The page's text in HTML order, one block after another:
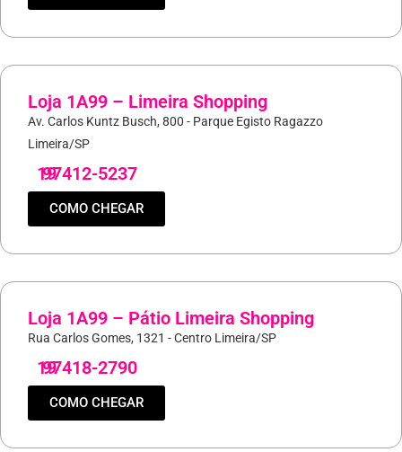
Loja 1A99 – Limeira Shopping
Av. Carlos Kuntz Busch, 800 - Parque Egisto Ragazzo
Limeira/SP
19
97412-5237
COMO CHEGAR
Loja 1A99 – Pátio Limeira Shopping
Rua Carlos Gomes, 1321 - Centro Limeira/SP
19
97418-2790
COMO CHEGAR